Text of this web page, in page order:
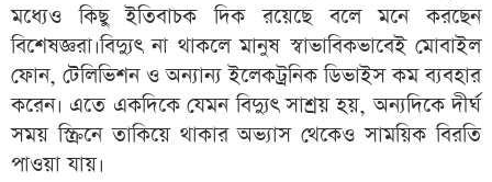
মধ্যেও কিছু ইতিবাচক দিক রয়েছে বলে মনে করছেন
বিশেষজ্ঞরা।বিদ্যুৎ না থাকলে মানুষ স্বাভাবিকভাবেই মোবাইল
ফোন, টেলিভিশন ও অন্যান্য ইলেকট্রনিক ডিভাইস কম ব্যবহার
করেন। এতে একদিকে যেমন বিদ্যুৎ সাশ্রয় হয়, অন্যদিকে দীর্ঘ
সময় স্ক্রিনে তাকিয়ে থাকার অভ্যাস থেকেও সাময়িক বিরতি
পাওয়া যায়।